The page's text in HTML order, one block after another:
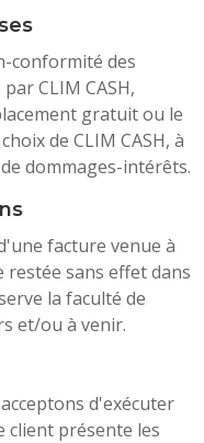
conformité des
CLIM CASH,
gratuit ou le
de CLIM CASH, à
dommages-intérêts.
facture venue à
restée sans effet dans
la faculté de
et/ou à venir.
d'exécuter
client présente les